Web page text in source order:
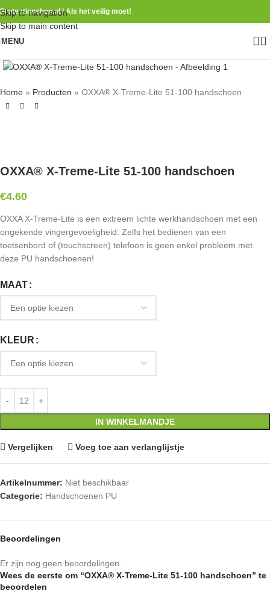
Skip to navigation
Skip to main content
Protectionshop.nl | Als het veilig moet!
MENU
Home » Producten » OXXA® X-Treme-Lite 51-100 handschoen
OXXA® X-Treme-Lite 51-100 handschoen
€4.60
OXXA X-Treme-Lite is een extreem lichte werkhandschoen met een
ongekende vingergevoeligheid. Zelfs het bedienen van een
toetsenbord of (touchscreen) telefoon is geen enkel probleem met
deze PU handschoenen!
MAAT
KLEUR
IN WINKELMANDJE
Vergelijken Voeg toe aan verlanglijstje
Artikelnummer: Niet beschikbaar
Categorie: Handschoenen PU
Beoordelingen
Er zijn nog geen beoordelingen.
Wees de eerste om “OXXA® X-Treme-Lite 51-100 handschoen” te
beoordelen